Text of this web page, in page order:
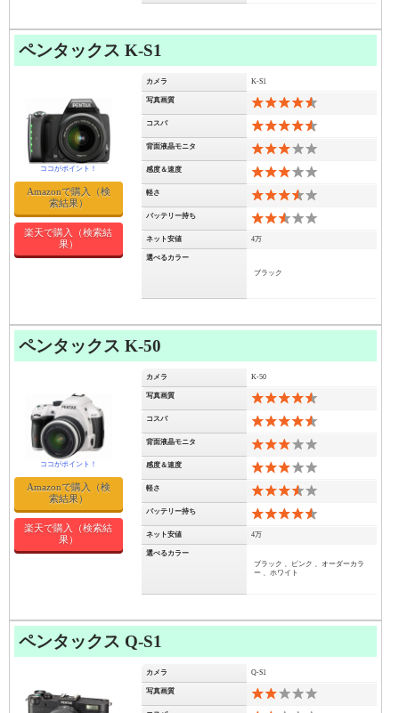
ペンタックス K-S1
カメラ K-S1
写真画質
コスパ
背面液晶モニタ
感度＆速度
軽さ
バッテリー持ち
ネット安値 4万
選べるカラー
ブラック
Amazonで購入（検
索結果）
楽天で購入（検索結
果）
ペンタックス K-50
カメラ K-50
写真画質
コスパ
背面液晶モニタ
感度＆速度
軽さ
バッテリー持ち
ネット安値 4万
選べるカラー
ブラック 、ピンク 、オーダーカラ
ー 、ホワイト
Amazonで購入（検
索結果）
楽天で購入（検索結
果）
ペンタックス Q-S1
カメラ Q-S1
写真画質